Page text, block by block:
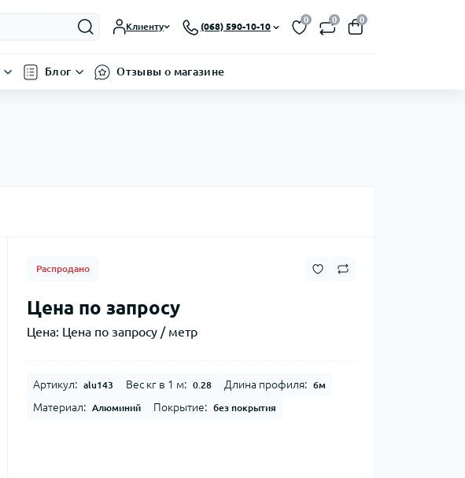
Клиенту (068) 590-10-10
0 0 0
Блог Отзывы о магазине
Распродано
Цена по запросу
Цена: Цена по запросу / метр
Артикул: alu143 Вес кг в 1 м: 0.28 Длина профиля: 6м
Материал: Алюминий Покрытие: без покрытия